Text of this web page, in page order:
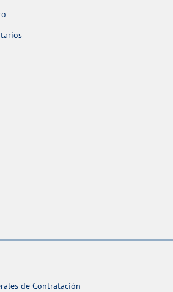
de Contratación